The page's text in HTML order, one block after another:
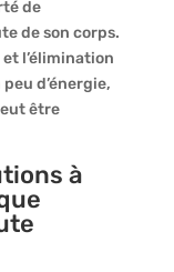
de
de son corps.
l’élimination
d’énergie,
être
à